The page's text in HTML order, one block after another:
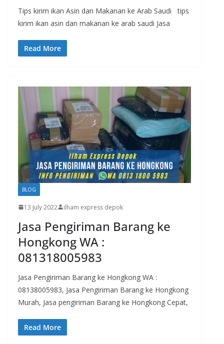
Tips kirim ikan Asin dan Makanan ke Arab Saudi tips
kirim ikan asin dan makanan ke arab saudi Jasa
Read More
BLOG
13 July 2022 ilham express depok
Jasa Pengiriman Barang ke
Hongkong WA :
081318005983
Jasa Pengiriman Barang ke Hongkong WA :
08138005983, Jasa Pengiriman Barang ke Hongkong
Murah, Jasa pengiriman Barang ke Hongkong Cepat,
Read More